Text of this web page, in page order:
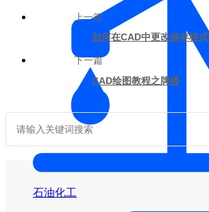
石油化工
上一篇
如何在CAD中更改保存格式
下一篇
CAD绘图教程之牌楼